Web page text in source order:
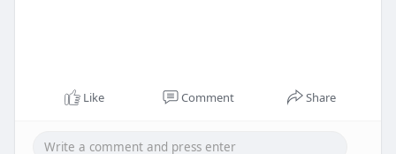
Like Comment Share